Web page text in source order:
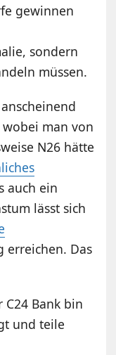
gewinnen
sondern
müssen.
man von
N26 hätte
auch ein
lässt sich
erreichen. Das
Bank bin
und teile